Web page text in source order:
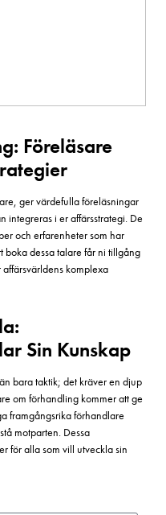
Föreläsare
ger värdefulla föreläsningar
integreras i er affärsstrategi. De
och erfarenheter som har
boka dessa talare får ni tillgång
komplexa
Sin Kunskap
bara taktik; det kräver en djup
om förhandling kommer att ge
framgångsrika förhandlare
motparten. Dessa
för alla som vill utveckla sin